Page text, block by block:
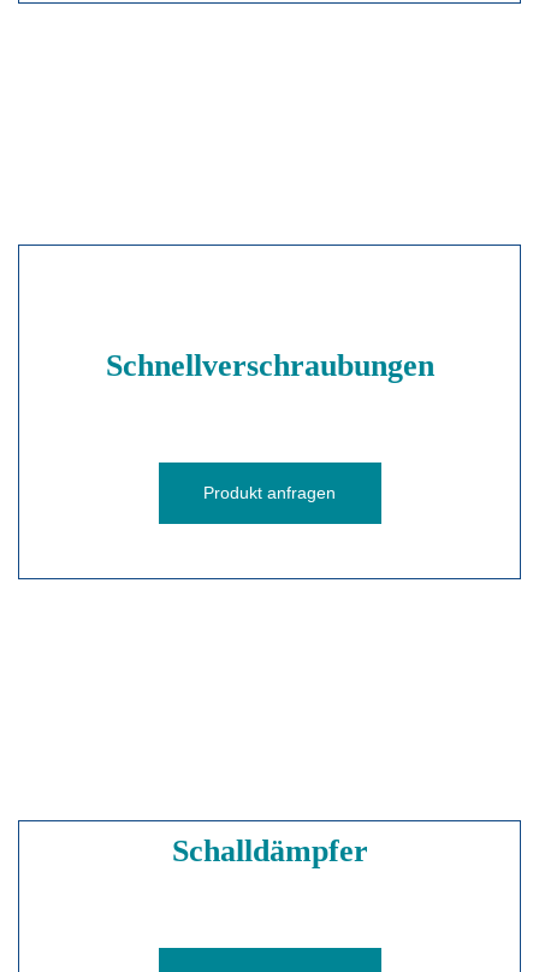
Schnellverschraubungen
Produkt anfragen
Schalldämpfer